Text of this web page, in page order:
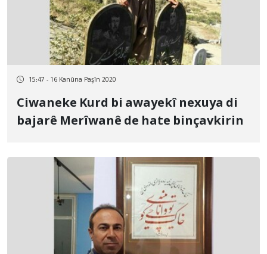
15:47 - 16 Kanûna Paşîn 2020
Ciwaneke Kurd bi awayekî nexuya di
bajarê Merîwanê de hate binçavkirin